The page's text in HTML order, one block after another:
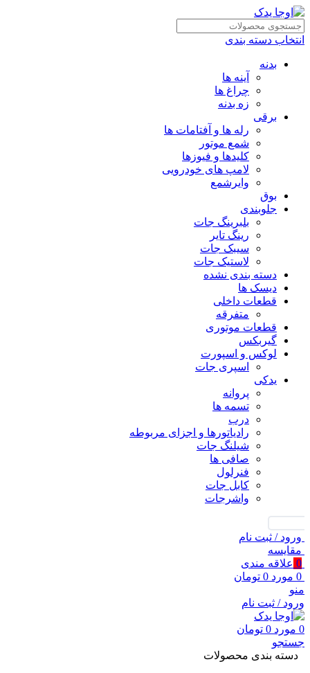
انتخاب دسته بندی
بدنه
آینه ها
چراغ ها
زه بدنه
برقی
رله ها و آفتامات ها
شمع موتور
کلیدها و فیوزها
لامپ های خودرویی
وایرشمع
بوق
جلوبندی
بلبرینگ جات
رینگ تایر
سیبک جات
لاستیک جات
دسته بندی نشده
دیسک ها
قطعات داخلی
متفرقه
قطعات موتوری
گیربکس
لوکس و اسپورت
اسپری جات
یدکی
پروانه
تسمه ها
درب
رادیاتورها و اجزای مربوطه
شیلنگ جات
صافی ها
فنرلول
کابل جات
واشرجات
ورود / ثبت نام
مقايسه
0 علاقه مندی
0 مورد 0 تومان
منو
ورود / ثبت نام
0 مورد 0 تومان
جستجو
دسته بندی محصولات